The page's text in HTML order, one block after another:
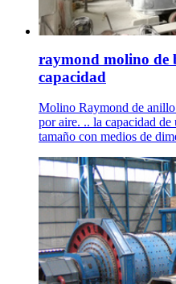
raymond molino de
capacidad
Molino Raymond de
por aire. .. la capacidad
tamaño con medios de